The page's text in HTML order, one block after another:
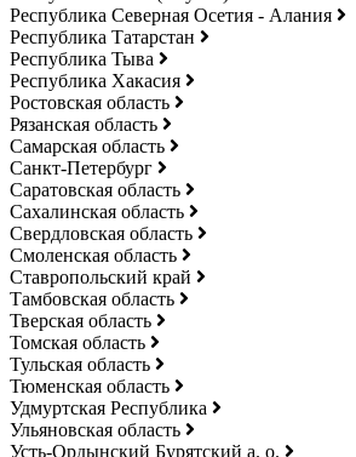
Республика Северная Осетия - Алания
Республика Татарстан
Республика Тыва
Республика Хакасия
Ростовская область
Рязанская область
Самарская область
Санкт-Петербург
Саратовская область
Сахалинская область
Свердловская область
Смоленская область
Ставропольский край
Тамбовская область
Тверская область
Томская область
Тульская область
Тюменская область
Удмуртская Республика
Ульяновская область
Усть-Ордынский Бурятский а. о.